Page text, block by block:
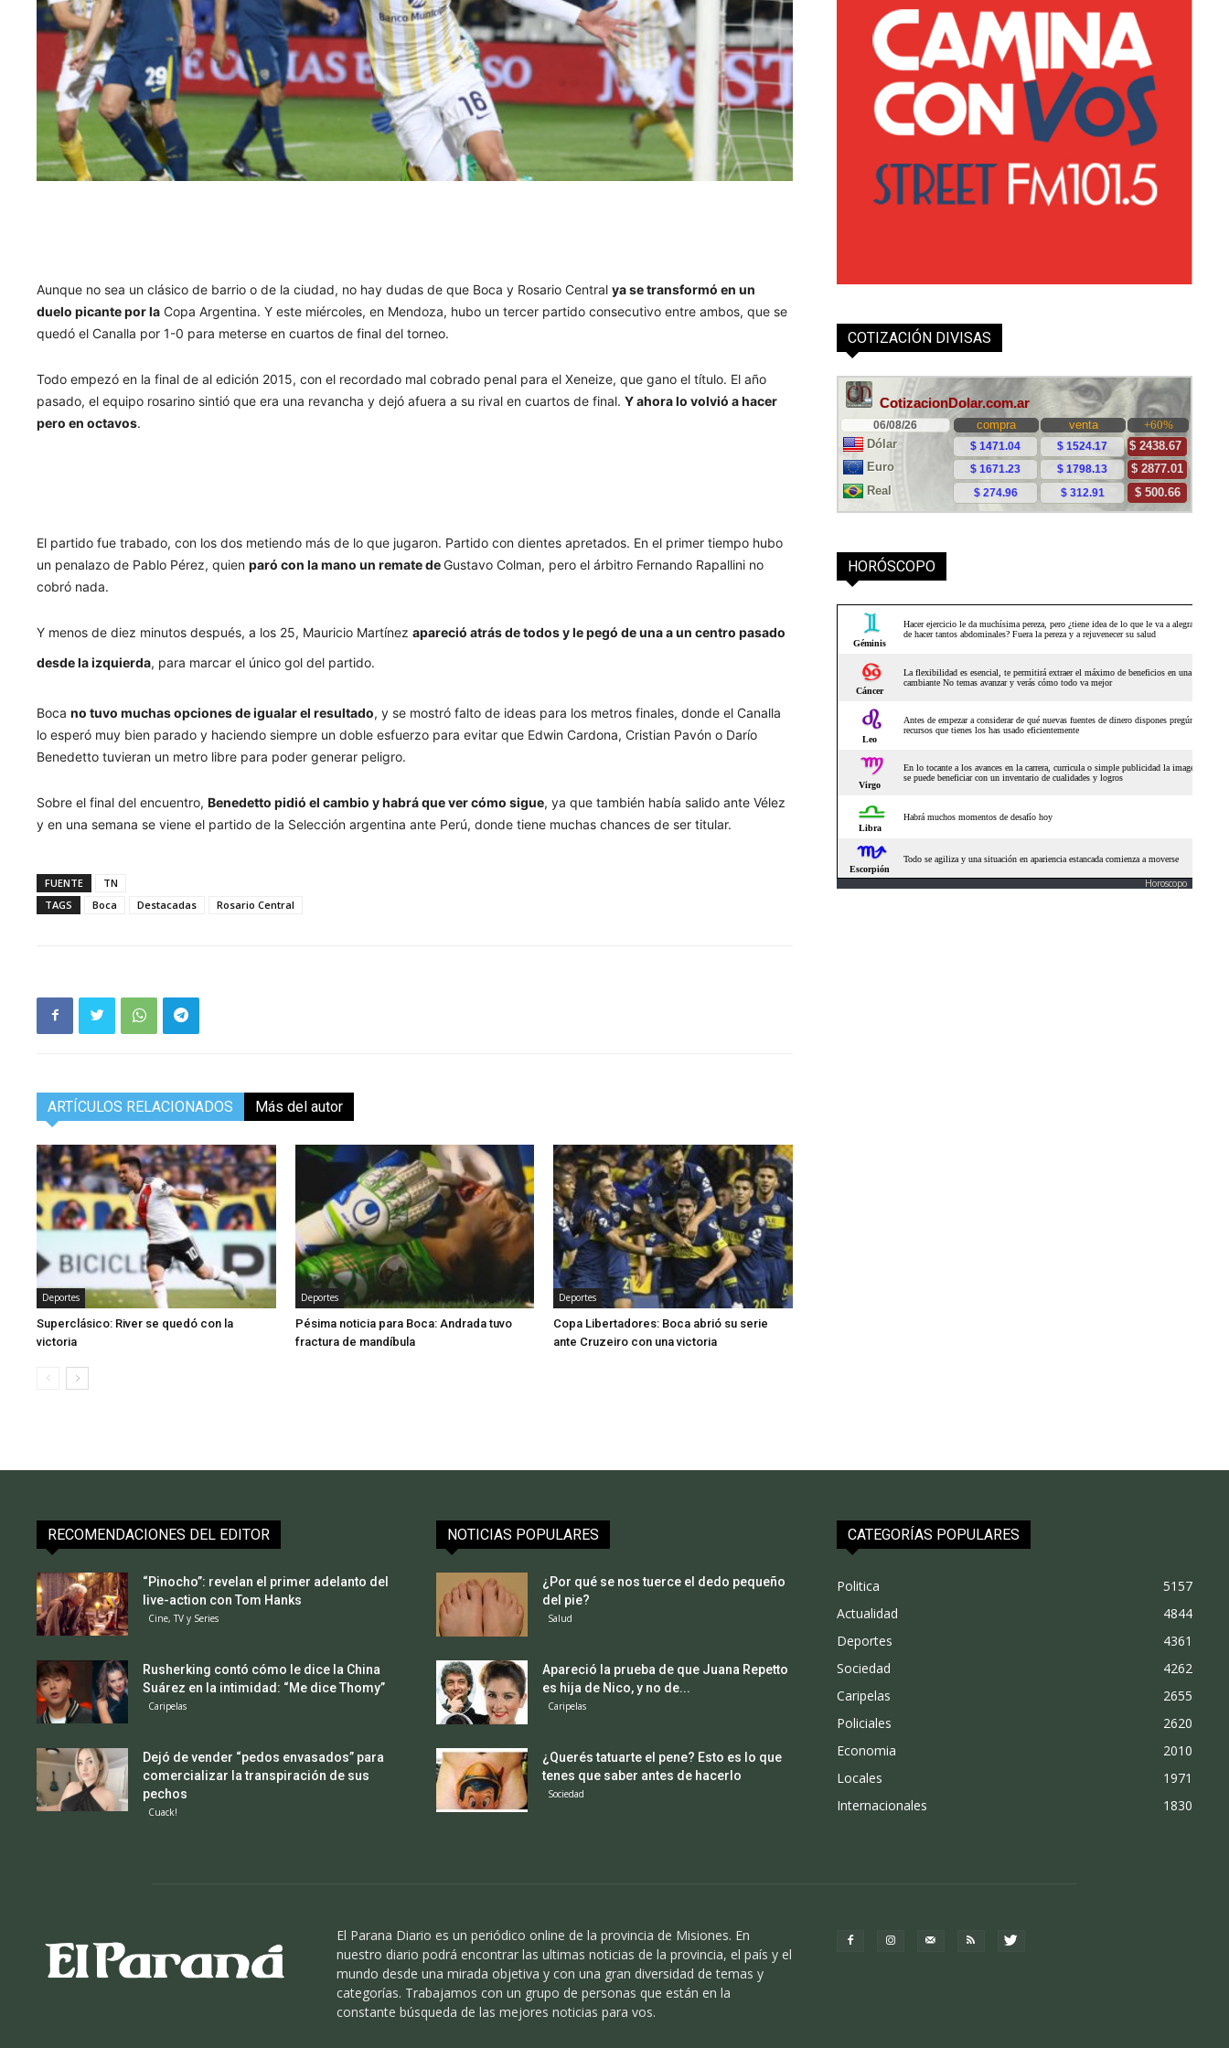
Aunque no sea un clásico de barrio o de la ciudad, no hay dudas de que Boca y Rosario Centralya se transformó en un
duelo picante por la Copa Argentina. Y este miércoles, en Mendoza, hubo un tercer partido consecutivo entre ambos, que se
quedó el Canalla por 1-0 para meterse en cuartos de final del torneo.
Todo empezó en la final de al edición 2015, con el recordado mal cobrado penal para el Xeneize, que gano el título. El año
pasado, el equipo rosarino sintió que era una revancha y dejó afuera a su rival en cuartos de final.Y ahora lo volvió a hacer
pero en octavos.
El partido fue trabado, con los dos metiendo más de lo que jugaron. Partido con dientes apretados. En el primer tiempo hubo
un penalazo de Pablo Pérez, quienparó con la mano un remate deGustavo Colman, pero el árbitro Fernando Rapallini no
cobró nada.
Y menos de diez minutos después, a los 25, Mauricio Martínezapareció atrás de todos y le pegó de una a un centro pasado
desde la izquierda, para marcar el único gol del partido.
Bocano tuvo muchas opciones de igualar el resultado, y se mostró falto de ideas para los metros finales, donde el Canalla
lo esperó muy bien parado y haciendo siempre un doble esfuerzo para evitar que Edwin Cardona, Cristian Pavón o Darío
Benedetto tuvieran un metro libre para poder generar peligro.
Sobre el final del encuentro,Benedetto pidió el cambio y habrá que ver cómo sigue, ya que también había salido ante Vélez
y en una semana se viene el partido de la Selección argentina ante Perú, donde tiene muchas chances de ser titular.
FUENTE
TN
TAGS
Boca Destacadas Rosario Central
ARTÍCULOS RELACIONADOS Más del autor
Deportes
Superclásico: River se quedó con la
victoria
Deportes
Pésima noticia para Boca: Andrada tuvo
fractura de mandíbula
Deportes
Copa Libertadores: Boca abrió su serie
ante Cruzeiro con una victoria
COTIZACIÓN DIVISAS
HORÓSCOPO
Horoscopo
RECOMENDACIONES DEL EDITOR
“Pinocho”: revelan el primer adelanto del
live-action con Tom Hanks
Cine, TV y Series
Rusherking contó cómo le dice la China
Suárez en la intimidad: “Me dice Thomy”
Caripelas
Dejó de vender “pedos envasados” para
comercializar la transpiración de sus
pechos
Cuack!
NOTICIAS POPULARES
¿Por qué se nos tuerce el dedo pequeño
del pie?
Salud
Apareció la prueba de que Juana Repetto
es hija de Nico, y no de...
Caripelas
¿Querés tatuarte el pene? Esto es lo que
tenes que saber antes de hacerlo
Sociedad
CATEGORÍAS POPULARES
Politica
5157
Actualidad
4844
Deportes
4361
Sociedad
4262
Caripelas
2655
Policiales
2620
Economia
2010
Locales
1971
Internacionales
1830
El Parana Diario es un periódico online de la provincia de Misiones. En
nuestro diario podrá encontrar las ultimas noticias de la provincia, el país y el
mundo desde una mirada objetiva y con una gran diversidad de temas y
categorías. Trabajamos con un grupo de personas que están en la
constante búsqueda de las mejores noticias para vos.